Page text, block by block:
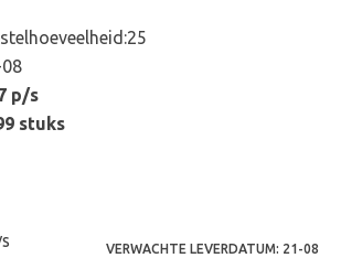
25
p/s
stuks
VERWACHTE LEVERDATUM: 21-08